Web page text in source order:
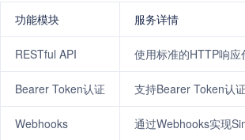
功能模块 服务详情
RESTful API 使用标准的HTTP响
Bearer Token认证 支持Bearer Token认
Webhooks 通过Webhooks实现